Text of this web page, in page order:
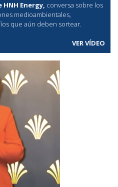
Energy, conversa sobre los
medioambientales,
que aún deben sortear.
VER VÍDEO